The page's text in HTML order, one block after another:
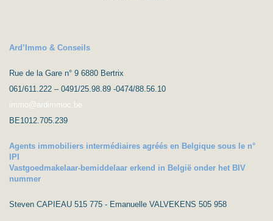
Ard’Immo & Conseils
Rue de la Gare n° 9 6880 Bertrix
061/611.222 – 0491/25.98.89 -0474/88.56.10
immo@ardimmoc.be
BE1012.705.239
Agents immobiliers intermédiaires agréés en Belgique sous le n°
IPI
Vastgoedmakelaar-bemiddelaar erkend in België onder het BIV
nummer
Steven CAPIEAU 515 775 - Emanuelle VALVEKENS 505 958